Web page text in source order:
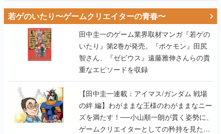
若ゲのいたり〜ゲームクリエイターの青春〜
田中圭一のゲーム業界取材マンガ『若ゲの
いたり』第2巻が発売。『ポケモン』田尻
智さん、『ゼビウス』遠藤雅伸さんらの貴
重なエピソードを収録
【田中圭一連載：アイマス/ガンダム 戦場
の絆 編】わがままな王様のわがままなニー
ズを満たす！──小山順一朗が貫く姿勢に、
ゲームクリエイターとしての矜持を見た